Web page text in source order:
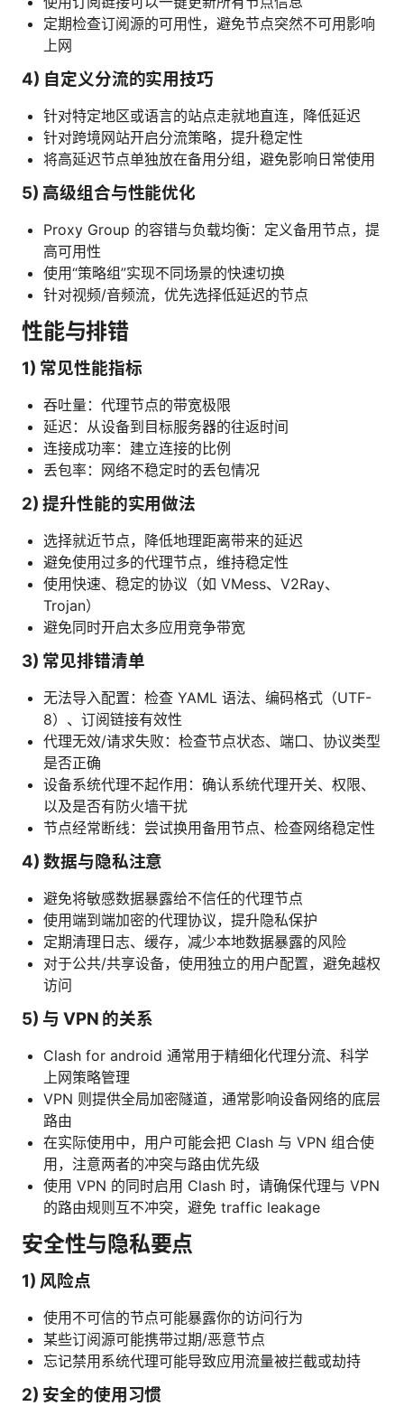
定期检查订阅源的可用性，避免节点突然不可用影响
上网
4) 自定义分流的实用技巧
针对特定地区或语言的站点走就地直连，降低延迟
针对跨境网站开启分流策略，提升稳定性
将高延迟节点单独放在备用分组，避免影响日常使用
5) 高级组合与性能优化
Proxy Group 的容错与负载均衡：定义备用节点，提
高可用性
使用“策略组”实现不同场景的快速切换
针对视频/音频流，优先选择低延迟的节点
性能与排错
1) 常见性能指标
吞吐量：代理节点的带宽极限
延迟：从设备到目标服务器的往返时间
连接成功率：建立连接的比例
丢包率：网络不稳定时的丢包情况
2) 提升性能的实用做法
选择就近节点，降低地理距离带来的延迟
避免使用过多的代理节点，维持稳定性
使用快速、稳定的协议（如 VMess、V2Ray、
Trojan）
避免同时开启太多应用竞争带宽
3) 常见排错清单
无法导入配置：检查 YAML 语法、编码格式（UTF-
8）、订阅链接有效性
代理无效/请求失败：检查节点状态、端口、协议类型
是否正确
设备系统代理不起作用：确认系统代理开关、权限、
以及是否有防火墙干扰
节点经常断线：尝试换用备用节点、检查网络稳定性
4) 数据与隐私注意
避免将敏感数据暴露给不信任的代理节点
使用端到端加密的代理协议，提升隐私保护
定期清理日志、缓存，减少本地数据暴露的风险
对于公共/共享设备，使用独立的用户配置，避免越权
访问
5) 与 VPN 的关系
Clash for android 通常用于精细化代理分流、科学
上网策略管理
VPN 则提供全局加密隧道，通常影响设备网络的底层
路由
在实际使用中，用户可能会把 Clash 与 VPN 组合使
用，注意两者的冲突与路由优先级
使用 VPN 的同时启用 Clash 时，请确保代理与 VPN
的路由规则互不冲突，避免 traffic leakage
安全性与隐私要点
1) 风险点
使用不可信的节点可能暴露你的访问行为
某些订阅源可能携带过期/恶意节点
忘记禁用系统代理可能导致应用流量被拦截或劫持
2) 安全的使用习惯